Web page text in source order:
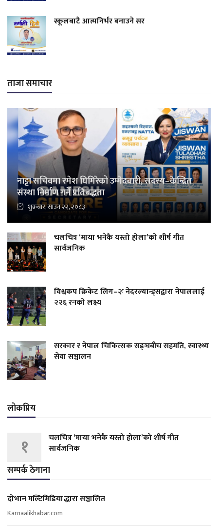
स्कूलबाटै आत्मनिर्भर बनाउने सर
ताजा समाचार
नाट्टा सचिवमा रमेश घिमिरेको उम्मेदवारी, सदस्य–केन्द्रित
संस्था निर्माण गर्ने प्रतिबद्धता
शुक्रबार, साउन २२, २०८३
चलचित्र ‘माया भनेकै यस्तो होला’को शीर्ष गीत
सार्वजनिक
विश्वकप क्रिकेट लिग–२ः नेदरल्यान्ड्सद्वारा नेपाललाई
२२६ रनको लक्ष्य
सरकार र नेपाल चिकित्सक सङ्घबीच सहमति, स्वास्थ्य
सेवा सञ्चालन
लोकप्रिय
१
चलचित्र ‘माया भनेकै यस्तो होला’को शीर्ष गीत
सार्वजनिक
सम्पर्क ठेगाना
दोभान मल्टिमिडियाद्धारा सञ्चालित
Karnaalikhabar.com